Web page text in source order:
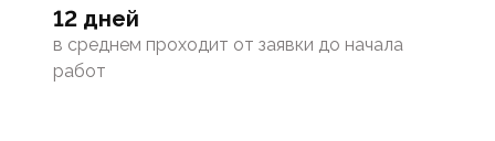
12 дней
в среднем проходит от заявки до начала
работ